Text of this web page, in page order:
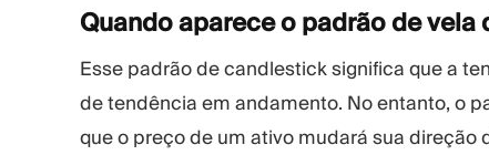
Quando aparece o padrão de vela
Esse padrão de candlestick significa que a
de tendência em andamento. No entanto, o
que o preço de um ativo mudará sua